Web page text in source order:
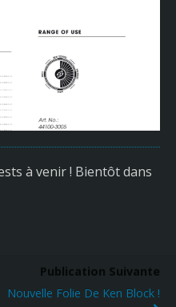
à venir ! Bientôt dans
Publication Suivante
Nouvelle Folie De Ken Block !